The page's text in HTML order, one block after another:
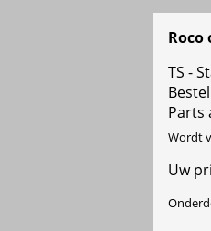
Roco
TS -
Parts
Wordt
Uw